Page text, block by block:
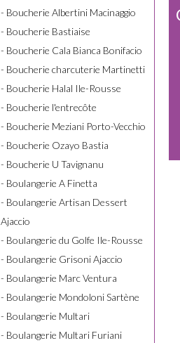
- Boucherie Albertini Macinaggio
- Boucherie Bastiaise
- Boucherie Cala Bianca Bonifacio
- Boucherie charcuterie Martinetti
- Boucherie Halal Ile-Rousse
- Boucherie l'entrecôte
- Boucherie Meziani Porto-Vecchio
- Boucherie Ozayo Bastia
- Boucherie U Tavignanu
- Boulangerie A Finetta
- Boulangerie Artisan Dessert
Ajaccio
- Boulangerie du Golfe Ile-Rousse
- Boulangerie Grisoni Ajaccio
- Boulangerie Marc Ventura
- Boulangerie Mondoloni Sartène
- Boulangerie Multari
- Boulangerie Multari Furiani